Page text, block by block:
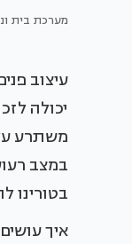
מערכת בית
יכולה
במצב
בטורינו
איך